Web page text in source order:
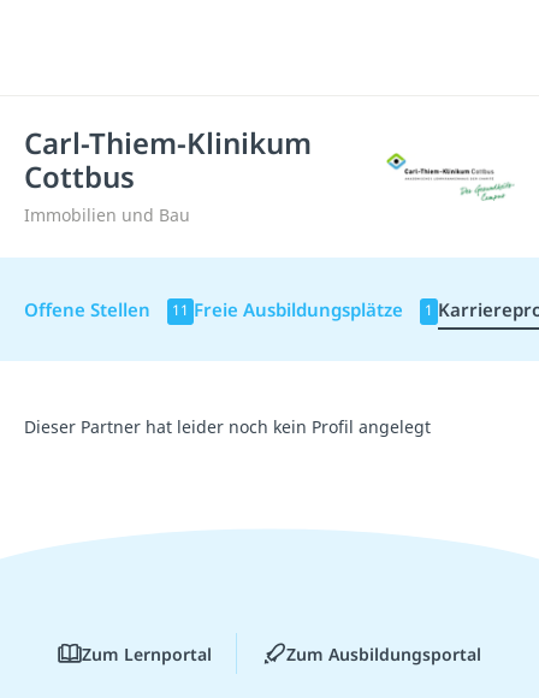
Carl-Thiem-Klinikum
Cottbus
Immobilien und Bau
Offene Stellen 11 Freie Ausbildungsplätze 1
Dieser Partner hat leider noch kein Profil angelegt
Zum Lernportal Zum Ausbildungsportal